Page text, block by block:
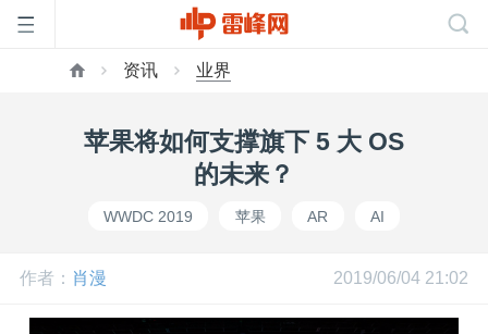
资讯 业界
苹果将如何支撑旗下 5 大 OS
的未来？
WWDC 2019 苹果 AR AI
作者： 肖漫 2019/06/04 21:02